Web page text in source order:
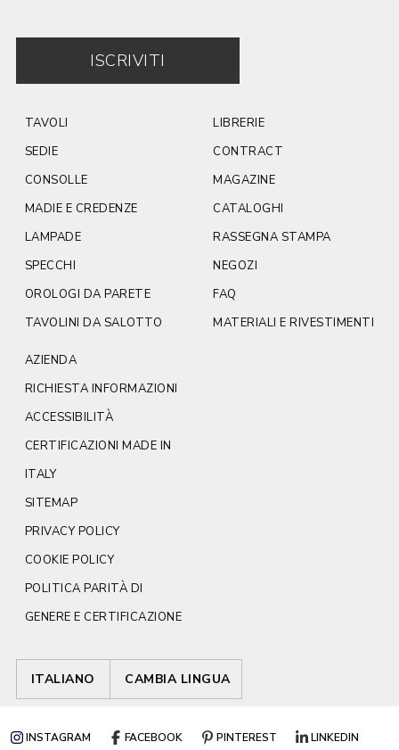
ISCRIVITI
TAVOLI
SEDIE
CONSOLLE
MADIE E CREDENZE
LAMPADE
SPECCHI
OROLOGI DA PARETE
TAVOLINI DA SALOTTO
LIBRERIE
CONTRACT
MAGAZINE
CATALOGHI
RASSEGNA STAMPA
NEGOZI
FAQ
MATERIALI E RIVESTIMENTI
AZIENDA
RICHIESTA INFORMAZIONI
ACCESSIBILITÀ
CERTIFICAZIONI MADE IN
ITALY
SITEMAP
PRIVACY POLICY
COOKIE POLICY
POLITICA PARITÀ DI
GENERE E CERTIFICAZIONE
ITALIANO CAMBIA LINGUA
INSTAGRAM FACEBOOK PINTEREST
LINKEDIN